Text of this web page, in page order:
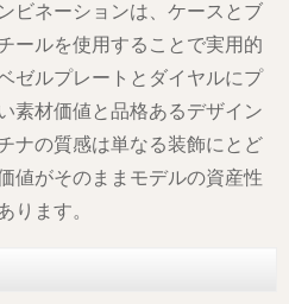
ビネーションは、ケースとブ
ールを使用することで実用的
ゼルプレートとダイヤルにプ
素材価値と品格あるデザイン
ナの質感は単なる装飾にとど
値がそのままモデルの資産性
ります。